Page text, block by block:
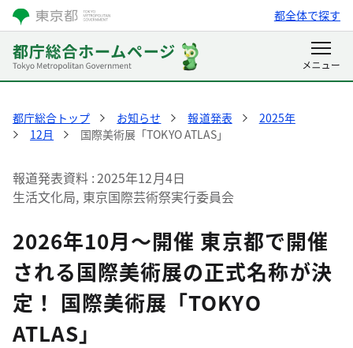
都全体で探す
都庁総合トップ お知らせ 報道発表
2025年
12月
国際美術展「TOKYO ATLAS」
報道発表資料 2025年12月4日
生活文化局, 東京国際芸術祭実行委員会
2026年10月～開催 東京都で開催
される国際美術展の正式名称が決
定！ 国際美術展「TOKYO
ATLAS」